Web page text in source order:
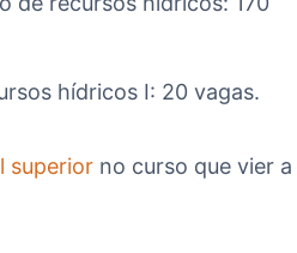
hídricos I: 20 vagas.
superior no curso que vier a